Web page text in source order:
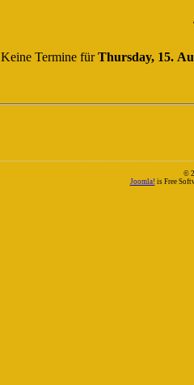
Keine Termine fürThursday, 15.
©
Joomla! is Free